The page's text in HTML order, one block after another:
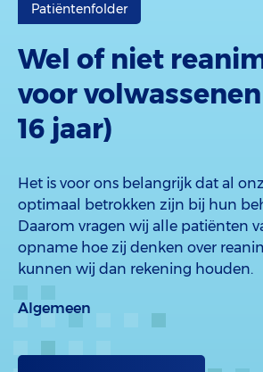
Patiëntenfolder
Wel of niet
voor
16 jaar)
Het is voor ons belangrijk dat al
optimaal betrokken zijn bij hun
Daarom vragen wij alle patiënten
opname hoe zij denken over
kunnen wij dan rekening houden.
Algemeen